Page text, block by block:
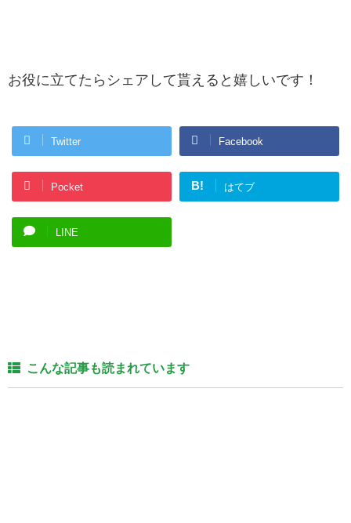
お役に立てたらシェアして貰えると嬉しいです！
Twitter Facebook
Pocket B! はてブ
LINE
こんな記事も読まれています